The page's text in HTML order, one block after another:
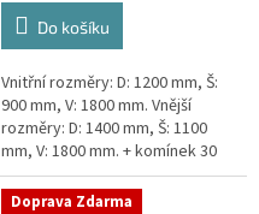
Do košíku
Vnitřní rozměry: D: 1200 mm, Š:
900 mm, V: 1800 mm. Vnější
rozměry: D: 1400 mm, Š: 1100
mm, V: 1800 mm. + komínek 30
cm. Vodoměrná šachta k
obetonování - pojízdná i pod...
Doprava Zdarma